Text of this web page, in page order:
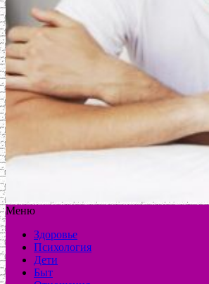
Меню
Здоровье
Психология
Дети
Быт